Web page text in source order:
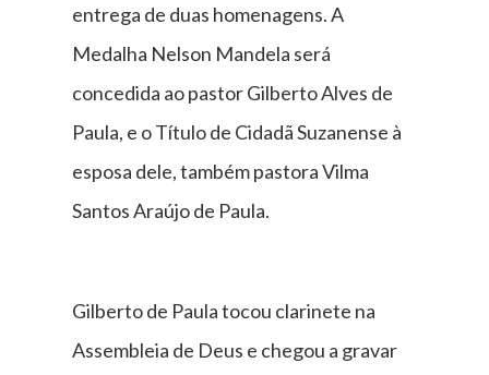
entrega de duas homenagens. A
Medalha Nelson Mandela será
concedida ao pastor Gilberto Alves de
Paula, e o Título de Cidadã Suzanense à
esposa dele, também pastora Vilma
Santos Araújo de Paula.
Gilberto de Paula tocou clarinete na
Assembleia de Deus e chegou a gravar